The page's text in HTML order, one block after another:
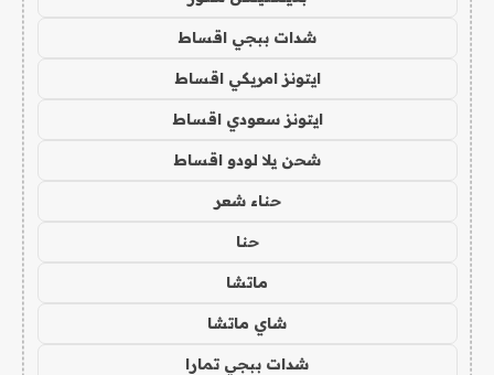
شدات ببجي اقساط
ايتونز امريكي اقساط
ايتونز سعودي اقساط
شحن يلا لودو اقساط
حناء شعر
حنا
ماتشا
شاي ماتشا
شدات ببجي تمارا